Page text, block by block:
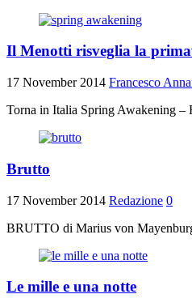
Il Menotti risveglia la
17 November 2014 Francesco
Torna in Italia Spring Awakening –
Brutto
17 November 2014 Redazione 0
BRUTTO di Marius von
Le mille e una notte